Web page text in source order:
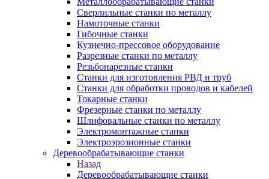
Сверлильные станки по металлу
Намоточные станки
Гибочные станки
Кузнечно-прессовое оборудование
Разрезные станки по металлу
Резьбонарезные станки
Станки для изготовления РВД и труб
Станки для обработки проводов и кабелей
Токарные станки
Фрезерные станки по металлу
Шлифовальные станки по металлу
Электромонтажные станки
Электроэрозионные станки
Деревообрабатывающие станки
Назад
Деревообрабатывающие станки